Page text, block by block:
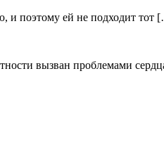
и поэтому ей не подходит тот
вызван проблемами